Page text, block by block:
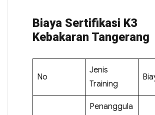
Biaya Sertifikasi K3
Kebakaran Tangerang
No
Jenis
Training
Penanggula